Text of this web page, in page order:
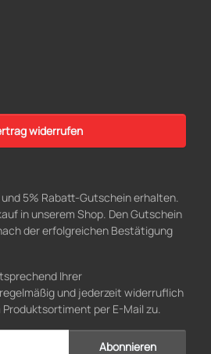
widerrufen
5% Rabatt-Gutschein erhalten.
in unserem Shop. Den Gutschein
der erfolgreichen Bestätigung
Ihrer
regelmäßig und jederzeit widerruflich
per E-Mail zu.
Abonnieren